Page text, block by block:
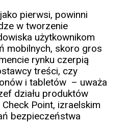
pierwsi, powinni
w tworzenie
użytkownikom
mobilnych, skoro gros
rynku czerpią
treści, czy
i tabletów – uważa
działu produktów
Point, izraelskim
bezpieczeństwa